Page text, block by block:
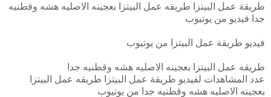
طريقة عمل البيتزا طريقه عمل البيتزا بعجينه الاصليه هشه وقطنيه
جدا فيديو من يوتيوب
فيديو طريقة عمل البيتزا من يوتيوب
طريقه عمل البيتزا بعجينه الاصليه هشه وقطنيه جدا
عدد المشاهدات لفيديو طريقة عمل البيتزا طريقه عمل البيتزا
بعجينه الاصليه هشه وقطنيه جدا من يوتيوب